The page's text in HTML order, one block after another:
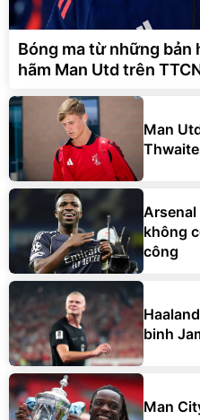
Bóng ma từ những bản
hãm Man Utd trên
Man
Arsenal
không
công
binh
Man